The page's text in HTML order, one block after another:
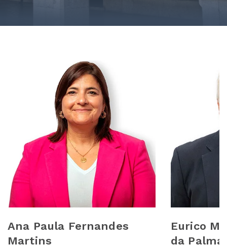
Ana Paula Fernandes
Martins
Eurico
da Palma